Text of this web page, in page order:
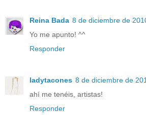
Reina Bada 8 de diciembre de
Yo me apunto! ^^
Responder
ladytacones 8 de diciembre de
ahí me tenéis, artistas!
Responder